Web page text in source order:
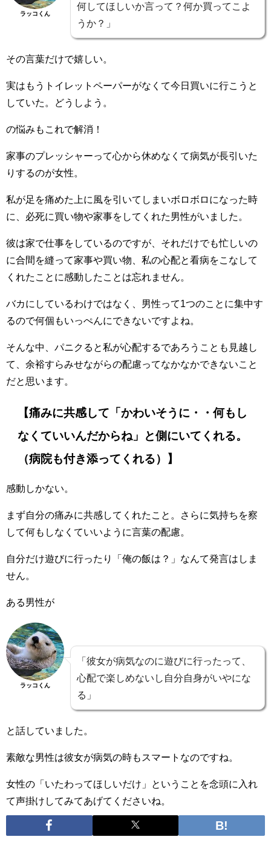
ラッコくん
何してほしいか言って？何か買ってこよ
うか？」
その言葉だけで嬉しい。
実はもうトイレットペーパーがなくて今日買いに行こうと
していた。どうしよう。
の悩みもこれで解消！
家事のプレッシャーって心から休めなくて病気が長引いた
りするのが女性。
私が足を痛めた上に風を引いてしまいボロボロになった時
に、必死に買い物や家事をしてくれた男性がいました。
彼は家で仕事をしているのですが、それだけでも忙しいの
に合間を縫って家事や買い物、私の心配と看病をこなして
くれたことに感動したことは忘れません。
バカにしているわけではなく、男性って1つのことに集中す
るので何個もいっぺんにできないですよね。
そんな中、パニクると私が心配するであろうことも見越し
て、余裕すらみせながらの配慮ってなかなかできないこと
だと思います。
【痛みに共感して「かわいそうに・・何もし
なくていいんだからね」と側にいてくれる。
（病院も付き添ってくれる）】
感動しかない。
まず自分の痛みに共感してくれたこと。さらに気持ちを察
して何もしなくていいように言葉の配慮。
自分だけ遊びに行ったり「俺の飯は？」なんて発言はしま
せん。
ある男性が
ラッコくん
「彼女が病気なのに遊びに行ったって、
心配で楽しめないし自分自身がいやにな
る」
と話していました。
素敵な男性は彼女が病気の時もスマートなのですね。
女性の「いたわってほしいだけ」ということを念頭に入れ
て声掛けしてみてあげてくださいね。